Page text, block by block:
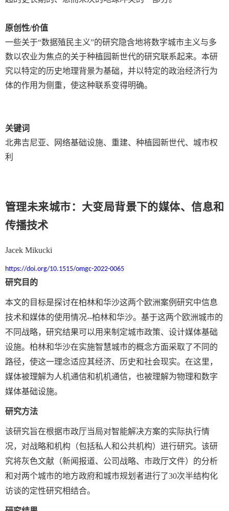
原创性/价值
一些关于“数据殖民主义”的研究隐含地将数字城市主义与多
数以农业为焦点的关于种植园新世代的研究联系起来。本研
究以特定的历史地理背景为基础，并以特定的政治经济行为
体的作用为侧重，使这种联系变得明确。
关键词
北弗吉尼亚、网络基础设施、重建、种植园新世代、城市权
利
管理未来城市：大变局背景下的媒体、信息和
传播技术
Jacek Mikucki
https://doi.org/10.1515/omgc-2022-0065
研究目的
本文的目标是探讨在柏林和华沙这两个欧洲案例研究中信息
技术和媒体的使用情况--柏林和华沙。基于这两个欧洲城市的
不同战略，研究结果可以用来制定城市政策、 设计媒体基础
设施。柏林和华沙在实施智慧城市的概念方面采取了不同的
路径，使这一理念适应其经济、历史和社会现实。在这里，
媒体被理解为人机通信和机机通信，也被理解为物理和数字
媒体基础设施。
研究方法
该研究旨在根据市政厅当局对智能解决方案的实际执行情
况，对战略和机构（包括私人和公共机构）进行研究。该研
究将灰色文献（新闻报道、公司战略、市政厅文件）的分析
和对两个城市的地方政府和城市规划者进行了30次半结构化
访谈的定性研究相结合。